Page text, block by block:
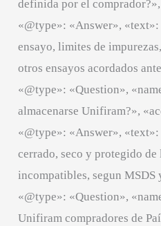
definida por el
«@type»: «Answer», «text»:
ensayo, limites de
otros ensayos acordados
«@type»: «Question»,
almacenarse Unifiram?»,
«@type»: «Answer»,
cerrado, seco y protegido
incompatibles, segun
«@type»: «Question»,
Unifiram compradores de